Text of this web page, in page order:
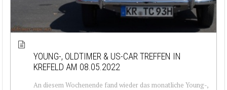
YOUNG-, OLDTIMER & US-CAR TREFFEN IN
KREFELD AM 08.05.2022
An diesem Wochenende fand wieder das monatliche Young-,